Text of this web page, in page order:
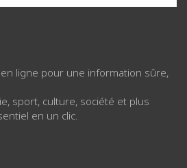
ligne pour une information sûre,
sport, culture, société et plus
en un clic.